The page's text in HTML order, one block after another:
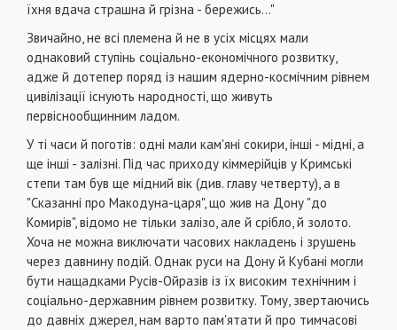
їхня вдача страшна й грізна - бережись..."
Звичайно, не всі племена й не в усіх місцях мали
однаковий ступінь соціально-економічного розвитку,
адже й дотепер поряд із нашим ядерно-космічним рівнем
цивілізації існують народності, що живуть
первіснообщинним ладом.
У ті часи й поготів: одні мали кам'яні сокири, інші - мідні, а
ще інші - залізні. Під час приходу кіммерійців у Кримські
степи там був ще мідний вік (див. главу четверту), а в
"Сказанні про Макодуна-царя", що жив на Дону "до
Комирів", відомо не тільки залізо, але й срібло, й золото.
Хоча не можна виключати часових накладень і зрушень
через давнину подій. Однак руси на Дону й Кубані могли
бути нащадками Русів-Ойразів із їх високим технічним і
соціально-державним рівнем розвитку. Тому, звертаючись
до давніх джерел, нам варто пам'ятати й про тимчасові